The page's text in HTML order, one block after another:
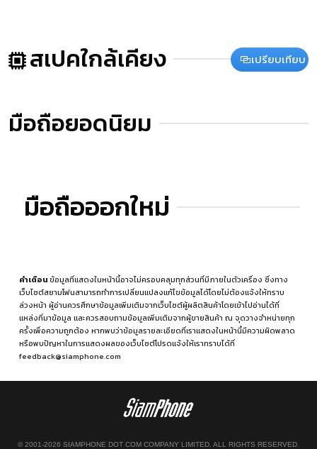
สเปคใกล้เคียง เปรียบเทียบ
มือถือยอดนิยม
มือถือออกใหม่
คำเตือนข้อมูลที่แสดงในหน้านี้อาจไม่ครอบคลุมทุกส่วนที่มีภายในตัวเครื่อง ซึ่งทาง
เว็บไซต์สยามโฟนสามารถทำการเปลี่ยนแปลงแก้ไขข้อมูลได้โดยไม่ต้องแจ้งให้ทราบ
ล่วงหน้า ผู้อ่านควรศึกษาข้อมูลเพิ่มเติมจากเว็บไซต์ผู้ผลิตสินค้าโดยเข้าไปอ่านได้ที่
แหล่งที่มาข้อมูล และควรสอบถามข้อมูลเพิ่มเติมจากผู้ขายสินค้า ณ จุดวางจำหน่ายทุก
ครั้งเพื่อความถูกต้อง หากพบว่าข้อมูลรายละเอียดที่เราแสดงในหน้านี้มีความผิดพลาด
หรือพบปัญหาในการแสดงผลของเว็บไซต์โปรดแจ้งให้เราทราบได้ที่
feedback@siamphone.com
© 2001-2026 SIAMPHONE DOT COM COMPANY LIMITED. ALL RIGHTS RESERVED.